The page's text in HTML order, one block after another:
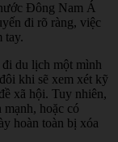
Đông Nam Á
đi rõ ràng, việc
tay.
du lịch một mình
khi sẽ xem xét kỹ
xã hội. Tuy nhiên,
mạnh, hoặc có
hoàn toàn bị xóa